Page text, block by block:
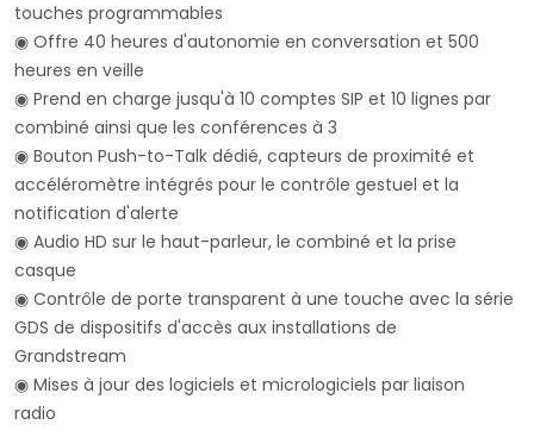
touches programmables
◉ Offre 40 heures d'autonomie en conversation et 500
heures en veille
◉ Prend en charge jusqu'à 10 comptes SIP et 10 lignes par
combiné ainsi que les conférences à 3
◉ Bouton Push-to-Talk dédié, capteurs de proximité et
accéléromètre intégrés pour le contrôle gestuel et la
notification d'alerte
◉ Audio HD sur le haut-parleur, le combiné et la prise
casque
◉ Contrôle de porte transparent à une touche avec la série
GDS de dispositifs d'accès aux installations de
Grandstream
◉ Mises à jour des logiciels et micrologiciels par liaison
radio